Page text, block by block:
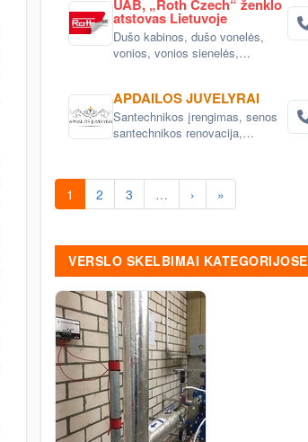
UAB, „Roth Czech“ ženklo
atstovas Lietuvoje
Dušo kabinos, dušo vonelės,
vonios, vonios sienelės,
APDAILOS JUVELYRAI
Santechnikos įrengimas, senos
santechnikos renovacija,
1 2 3 … › »
VERSLO SKELBIMAI KATEGORIJOSE